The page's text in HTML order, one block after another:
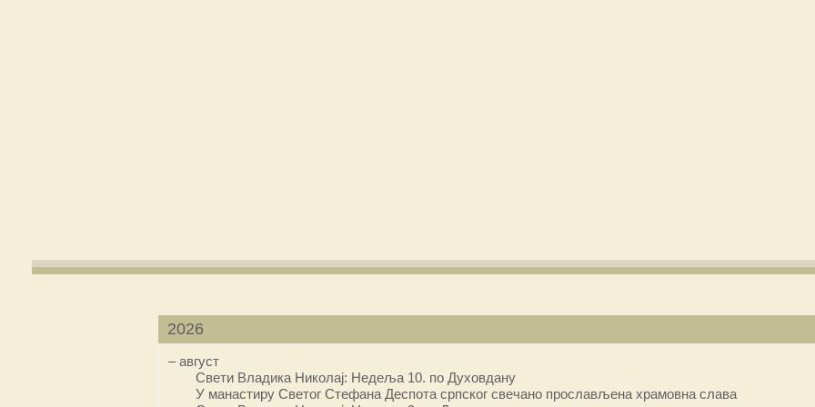
2026
–август
Свети Владика Николај: Недеља 10. по Духовдану
У манастиру Светог Стефана Деспота српског свечано прослављена храмовна слава